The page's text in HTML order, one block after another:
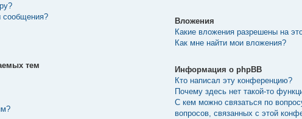
сообщения?
тем
Вложения
Какие вложения разрешены на
Как мне найти мои вложения?
Информация о phpBB
Кто написал эту конференцию?
Почему здесь нет такой-то
С кем можно связаться по
вопросов, связанных с этой